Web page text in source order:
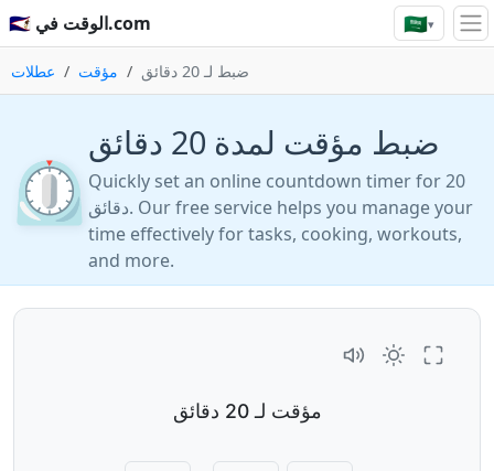
🇸🇦 الوقت في.com 🇸🇦▾
عطلات مؤقت ضبط لـ 20 دقائق
⏲️ Quickly set an online countdown timer for 20
دقائق. Our free service helps you manage your
time effectively for tasks, cooking, workouts,
and more.